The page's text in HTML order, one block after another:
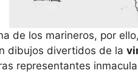
de los marineros, por
dibujos divertidos de la
representantes